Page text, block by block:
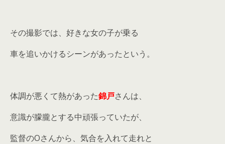
その撮影では、好きな女の子が乗る
車を追いかけるシーンがあったという。
体調が悪くて熱があった錦戸さんは、
意識が朦朧とする中頑張っていたが、
監督のOさんから、気合を入れて走れと